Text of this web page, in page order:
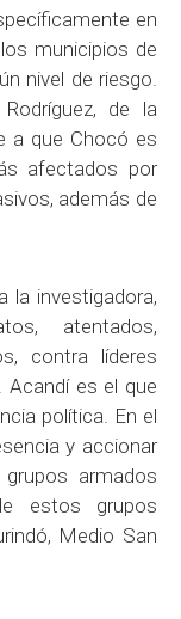
en
municipios de
nivel de riesgo.
de la
a que Chocó es
afectados por
además de
la investigadora,
atentados,
contra líderes
es el que
política. En el
y accionar
armados
estos grupos
Medio San